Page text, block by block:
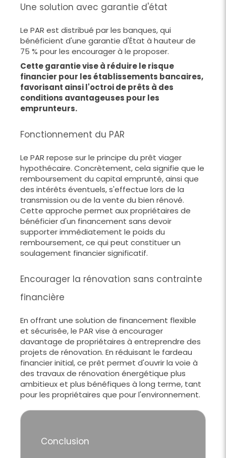
Une solution avec garantie d'état
Le PAR est distribué par les banques, qui
bénéficient d'une garantie d'État à hauteur de
75 % pour les encourager à le proposer.
Cette garantie vise à réduire le risque
financier pour les établissements bancaires,
favorisant ainsi l'octroi de prêts à des
conditions avantageuses pour les
emprunteurs.
Fonctionnement du PAR
Le PAR repose sur le principe du prêt viager
hypothécaire. Concrètement, cela signifie que le
remboursement du capital emprunté, ainsi que
des intérêts éventuels, s'effectue lors de la
transmission ou de la vente du bien rénové.
Cette approche permet aux propriétaires de
bénéficier d'un financement sans devoir
supporter immédiatement le poids du
remboursement, ce qui peut constituer un
soulagement financier significatif.
Encourager la rénovation sans contrainte
financière
En offrant une solution de financement flexible
et sécurisée, le PAR vise à encourager
davantage de propriétaires à entreprendre des
projets de rénovation. En réduisant le fardeau
financier initial, ce prêt permet d'ouvrir la voie à
des travaux de rénovation énergétique plus
ambitieux et plus bénéfiques à long terme, tant
pour les propriétaires que pour l'environnement.
Conclusion